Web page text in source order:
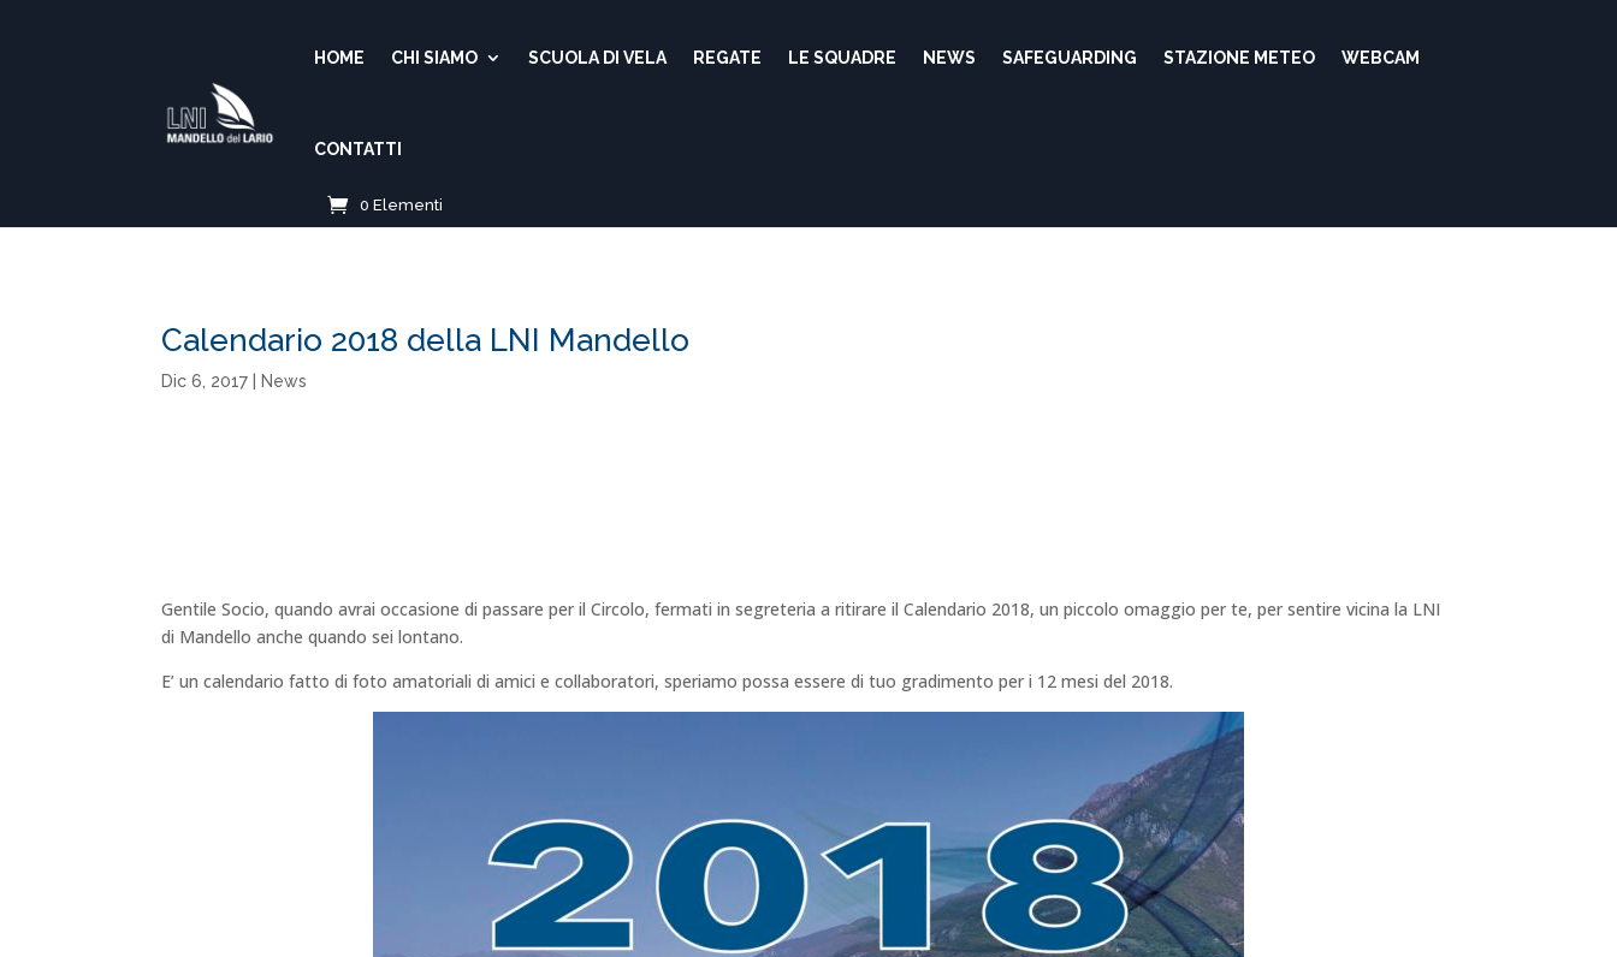
HOME CHI SIAMO SCUOLA DI VELA REGATE LE SQUADRE NEWS SAFEGUARDING STAZIONE METEO WEBCAM
CONTATTI
0 Elementi
Calendario 2018 della LNI Mandello
Dic 6, 2017 News
Gentile Socio, quando avrai occasione di passare per il Circolo, fermati in segreteria a ritirare il Calendario 2018, un piccolo omaggio per te, per sentire vicina la LNI
di Mandello anche quando sei lontano.
E’ un calendario fatto di foto amatoriali di amici e collaboratori, speriamo possa essere di tuo gradimento per i 12 mesi del 2018.